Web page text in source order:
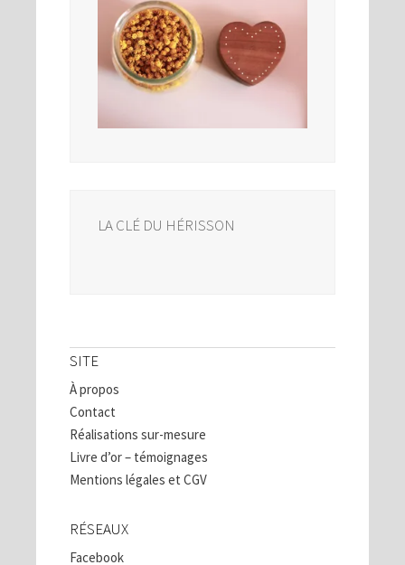
LA CLÉ DU HÉRISSON
SITE
À propos
Contact
Réalisations sur-mesure
Livre d’or – témoignages
Mentions légales et CGV
RÉSEAUX
Facebook